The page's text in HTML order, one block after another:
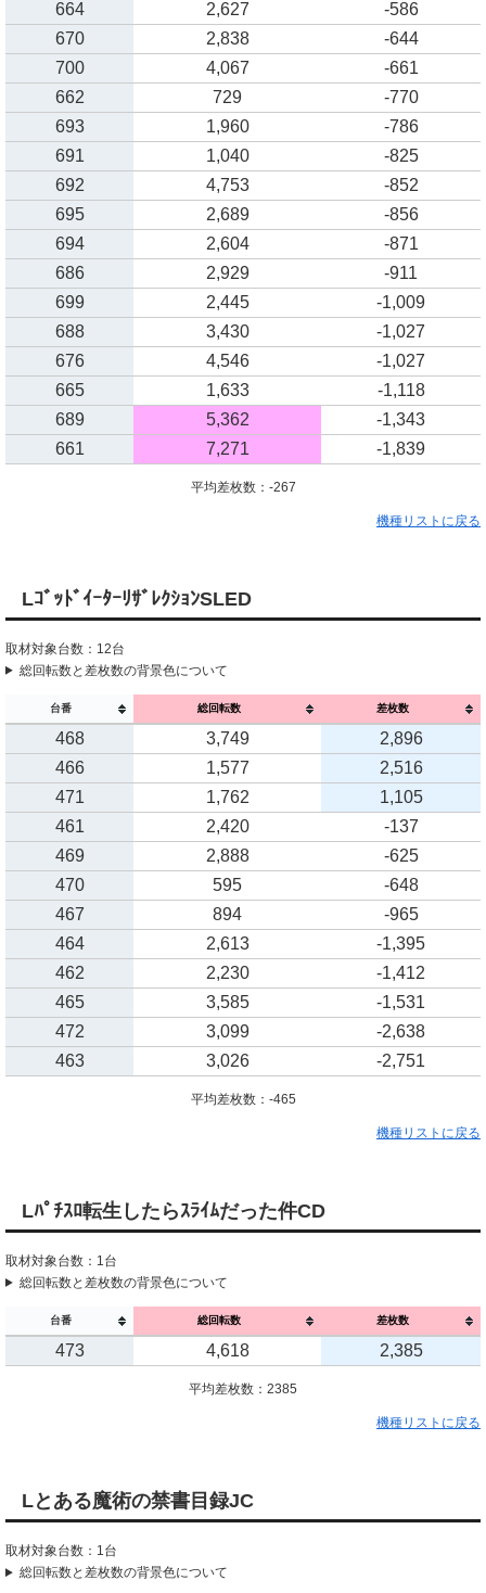
664
2,627
-586
670
2,838
-644
700
4,067
-661
662
729
-770
693
1,960
-786
691
1,040
-825
692
4,753
-852
695
2,689
-856
694
2,604
-871
686
2,929
-911
699
2,445
-1,009
688
3,430
-1,027
676
4,546
-1,027
665
1,633
-1,118
689
5,362
-1,343
661
7,271 -1,839
平均差枚数：-267
機種リストに戻る
LｺﾞｯﾄﾞｲｰﾀｰﾘｻﾞﾚｸｼｮﾝSLED
取材対象台数：12台
総回転数と差枚数の背景色について
台番 総回転数 差枚数
468 3,749
2,896
466
1,577
2,516
471
1,762
1,105
461
2,420
-137
469
2,888
-625
470
595
-648
467
894
-965
464
2,613
-1,395
462
2,230
-1,412
465
3,585
-1,531
472
3,099
-2,638
463
3,026 -2,751
平均差枚数：-465
機種リストに戻る
Lﾊﾟﾁｽﾛ転生したらｽﾗｲﾑだった件CD
取材対象台数：1台
総回転数と差枚数の背景色について
台番 総回転数 差枚数
473 4,618 2,385
平均差枚数：2385
機種リストに戻る
Lとある魔術の禁書目録JC
取材対象台数：1台
総回転数と差枚数の背景色について